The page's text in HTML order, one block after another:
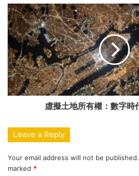
虛擬土地所有權：數字時
Leave a Reply
Your email address will not be published.
marked *